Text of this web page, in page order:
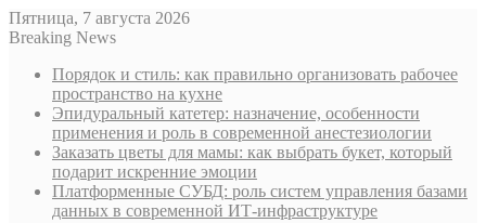
Пятница, 7 августа 2026
Breaking News
Порядок и стиль: как правильно организовать рабочее
пространство на кухне
Эпидуральный катетер: назначение, особенности
применения и роль в современной анестезиологии
Заказать цветы для мамы: как выбрать букет, который
подарит искренние эмоции
Платформенные СУБД: роль систем управления базами
данных в современной ИТ-инфраструктуре